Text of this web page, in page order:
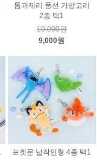
톰과제리 풍선 가방고리
2종 택1
10,000원
9,000원
포켓몬 납작인형 4종 택1